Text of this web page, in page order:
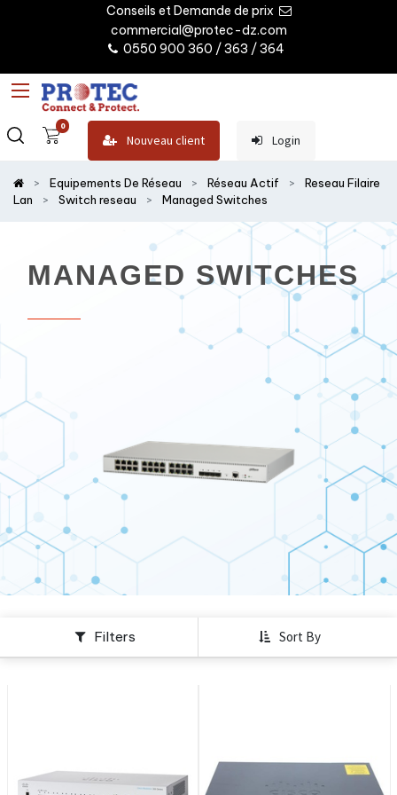
Conseils et Demande de prix
commercial@protec-dz.com
0550 900 360 / 363 / 364
0
Nouveau client Login
Equipements De Réseau Réseau Actif
Reseau Filaire
Lan
Switch reseau Managed Switches
MANAGED SWITCHES
Filters Sort By